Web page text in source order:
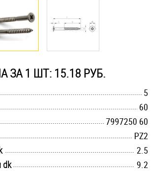
шурупы
ЗА 1 ШТ: 15.18 РУБ.
5
60
7997250 60
PZ2
2.5
dk
9.2